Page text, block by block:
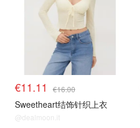
€11.11 €16.00
Sweetheart结饰针织上衣
@dealmoon.it